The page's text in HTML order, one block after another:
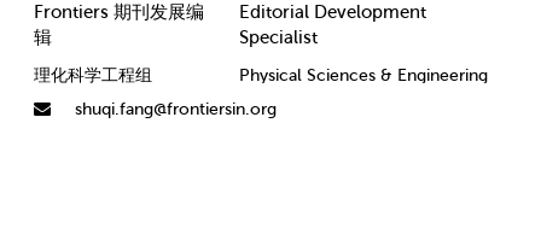
Frontiers 期刊发展编
辑
理化科学工程组
Editorial Development
Specialist
Physical Sciences & Engineering
shuqi.fang@frontiersin.org